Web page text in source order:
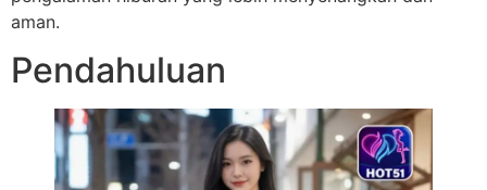
aman.
Pendahuluan